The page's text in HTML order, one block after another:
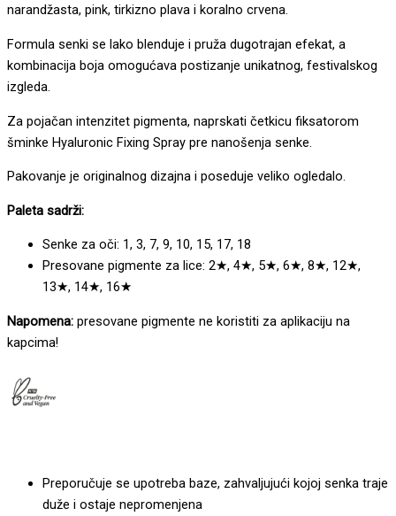
narandžasta, pink, tirkizno plava i koralno crvena.
Formula senki se lako blenduje i pruža dugotrajan efekat, a
kombinacija boja omogućava postizanje unikatnog, festivalskog
izgleda.
Za pojačan intenzitet pigmenta, naprskati četkicu fiksatorom
šminke Hyaluronic Fixing Spray pre nanošenja senke.
Pakovanje je originalnog dizajna i poseduje veliko ogledalo.
Paleta sadrži:
Senke za oči: 1, 3, 7, 9, 10, 15, 17, 18
Presovane pigmente za lice: 2★, 4★, 5★, 6★, 8★, 12★,
13★, 14★, 16★
Napomena: presovane pigmente ne koristiti za aplikaciju na
kapcima!
Preporučuje se upotreba baze, zahvaljujući kojoj senka traje
duže i ostaje nepromenjena